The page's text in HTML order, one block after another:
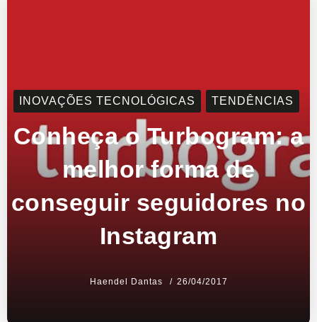
INOVAÇÕES TECNOLÓGICAS TENDÊNCIAS
Conheça o Turbogram: a
melhor forma de
conseguir seguidores no
Instagram
Haendel Dantas 26/04/2017